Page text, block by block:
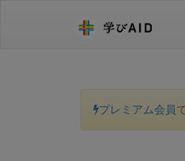
プレミアム会員